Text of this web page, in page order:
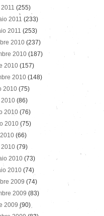
(255)
2011 (233)
2011 (253)
2010 (237)
2010 (187)
2010 (157)
2010 (148)
2010 (75)
2010 (86)
2010 (76)
2010 (75)
(66)
2010 (79)
2010 (73)
2010 (74)
2009 (74)
2009 (83)
2009 (90)